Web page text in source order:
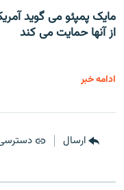
مایک پمپئو می گوید
از آنها حمایت می کند
ادامه خبر
ارسال